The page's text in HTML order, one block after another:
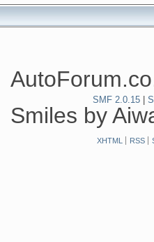
SMF 2.0.15
Smiles by
XHTML RSS